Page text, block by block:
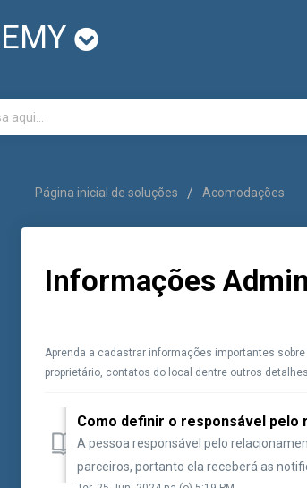
Página inicial de soluções Acomodações
Informações
Aprenda a cadastrar informações importantes
proprietário, contatos do local dentre outros
Como definir o responsável
A pessoa responsável pelo
parceiros, portanto ela receberá as